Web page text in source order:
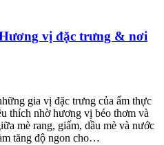
vị đặc trưng & nơi
gia vị đặc trưng của ẩm thực
thích nhờ hương vị béo thơm và
mè rang, giấm, dầu mè và nước
tăng độ ngon cho…